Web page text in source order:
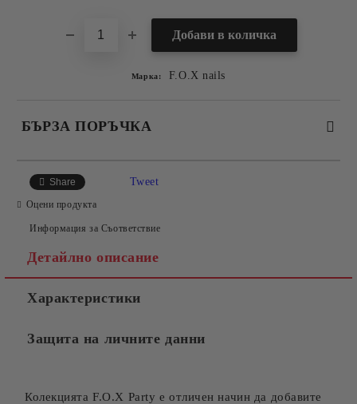
Марка: F.O.X nails
БЪРЗА ПОРЪЧКА
Съгласен съм с
Ние ще се свържем с вас в рамките на работния ден.
Share Tweet
Оцени продукта
Информация за Съответствие
Детайлно описание
Характеристики
Защита на личните данни
Колекцията F.O.X Party е отличен начин да добавите